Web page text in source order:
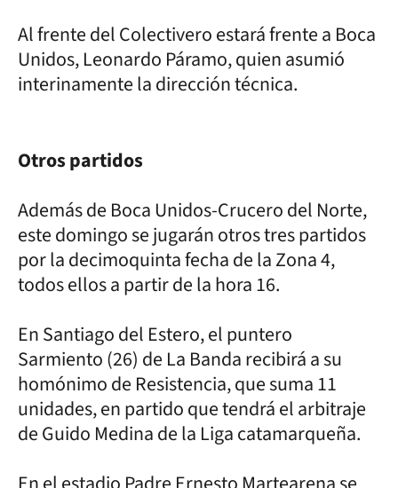
Al frente del Colectivero estará frente a Boca
Unidos, Leonardo Páramo, quien asumió
interinamente la dirección técnica.
Otros partidos
Además de Boca Unidos-Crucero del Norte,
este domingo se jugarán otros tres partidos
por la decimoquinta fecha de la Zona 4,
todos ellos a partir de la hora 16.
En Santiago del Estero, el puntero
Sarmiento (26) de La Banda recibirá a su
homónimo de Resistencia, que suma 11
unidades, en partido que tendrá el arbitraje
de Guido Medina de la Liga catamarqueña.